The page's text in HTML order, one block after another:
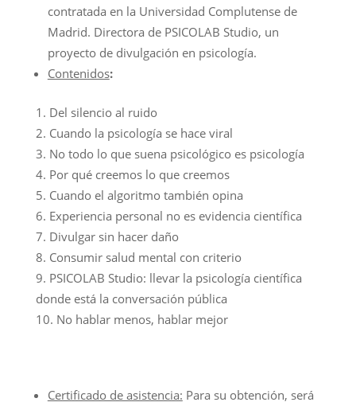
contratada en la Universidad Complutense de
Madrid. Directora de PSICOLAB Studio, un
proyecto de divulgación en psicología.
Contenidos:
Del silencio al ruido
Cuando la psicología se hace viral
No todo lo que suena psicológico es psicología
Por qué creemos lo que creemos
Cuando el algoritmo también opina
Experiencia personal no es evidencia científica
Divulgar sin hacer daño
Consumir salud mental con criterio
PSICOLAB Studio: llevar la psicología científica
donde está la conversación pública
No hablar menos, hablar mejor
Certificado de asistencia: Para su obtención, será